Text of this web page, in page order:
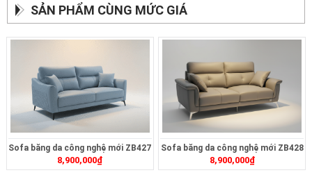
SẢN PHẨM CÙNG MỨC GIÁ
Sofa băng da công nghệ mới ZB427
8,900,000₫
Sofa băng da công nghệ mới ZB428
8,900,000₫